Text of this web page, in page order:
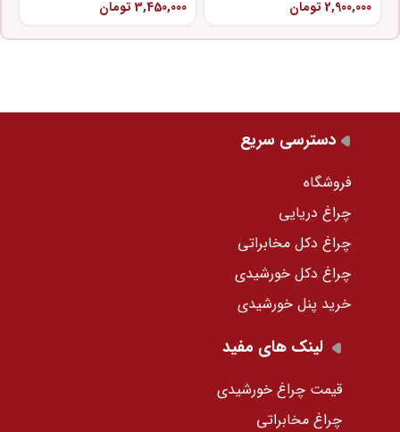
2,900,000 تومان
3,450,000 تومان
دسترسی سریع
فروشگاه
چراغ دریایی
چراغ دکل مخابراتی
چراغ دکل خورشیدی
خرید پنل خورشیدی
لینک های مفید
قیمت چراغ خورشیدی
چراغ مخابراتی